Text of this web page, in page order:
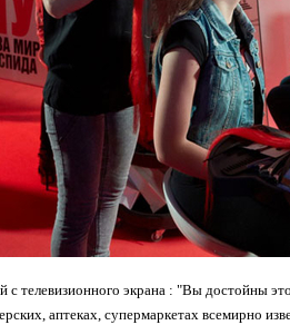
с телевизионного экрана : "Вы достойны
аптеках, супермаркетах всемирно